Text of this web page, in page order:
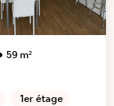
59m²
1er étage